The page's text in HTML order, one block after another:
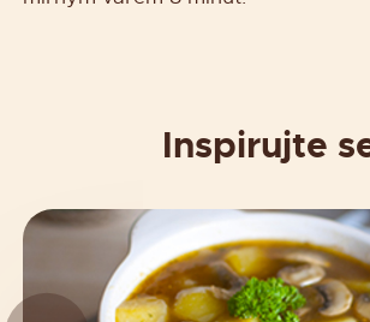
Inspirujte